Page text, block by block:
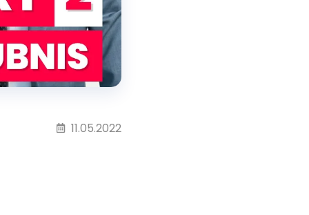
11.05.2022